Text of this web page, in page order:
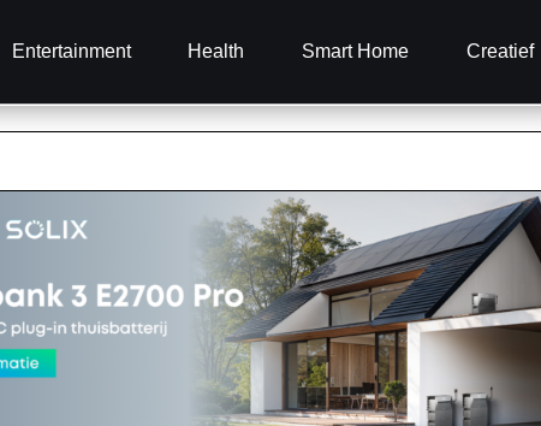
Entertainment Health Smart Home Creatief